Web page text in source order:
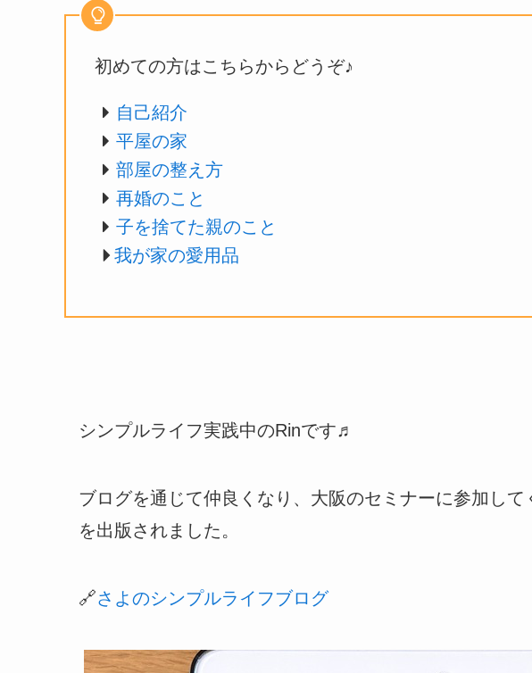
初めての方はこちらからどうぞ♪
自己紹介
平屋の家
部屋の整え方
再婚のこと
子を捨てた親のこと
我が家の愛用品
シンプルライフ実践中のRinです♬
ブログを通じて仲良くなり、大阪のセミナーに参加し
を出版されました。
🔗さよのシンプルライフブログ